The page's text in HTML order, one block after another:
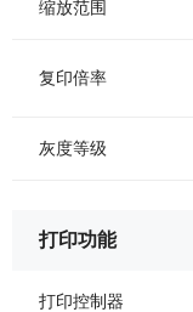
缩放范围
复印倍率
灰度等级
打印功能
打印控制器